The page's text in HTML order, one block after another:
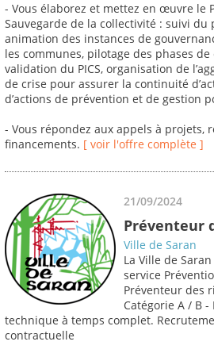
- Vous élaborez et mettez en œuvre le
Sauvegarde de la collectivité : suivi
animation des instances de
les communes, pilotage des phases
validation du PICS, organisation de
de crise pour assurer la continuité
d’actions de prévention et de gestion
- Vous répondez aux appels à projets,
financements. [ voir l'offre complète ]
21/09/2024
Préventeur
Ville de Saran
La Ville de
service
Préventeur des
Catégorie A / B
technique à temps complet.
contractuelle